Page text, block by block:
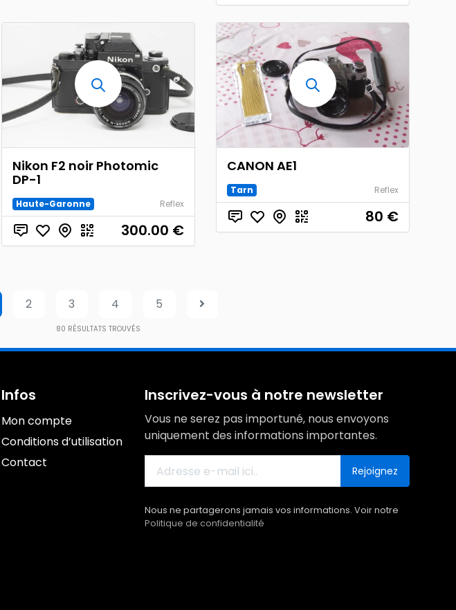
Nikon F2 noir Photomic
DP-1
Haute-Garonne Reflex
300.00 €
CANON AE1
Tarn Reflex
80 €
2 3 4 5
80 RÉSULTATS TROUVÉS
Infos
Mon compte
Conditions d’utilisation
Contact
Inscrivez-vous à notre newsletter
Vous ne serez pas importuné, nous envoyons
uniquement des informations importantes.
Rejoignez
Nous ne partagerons jamais vos informations. Voir notre
Politique de confidentialité